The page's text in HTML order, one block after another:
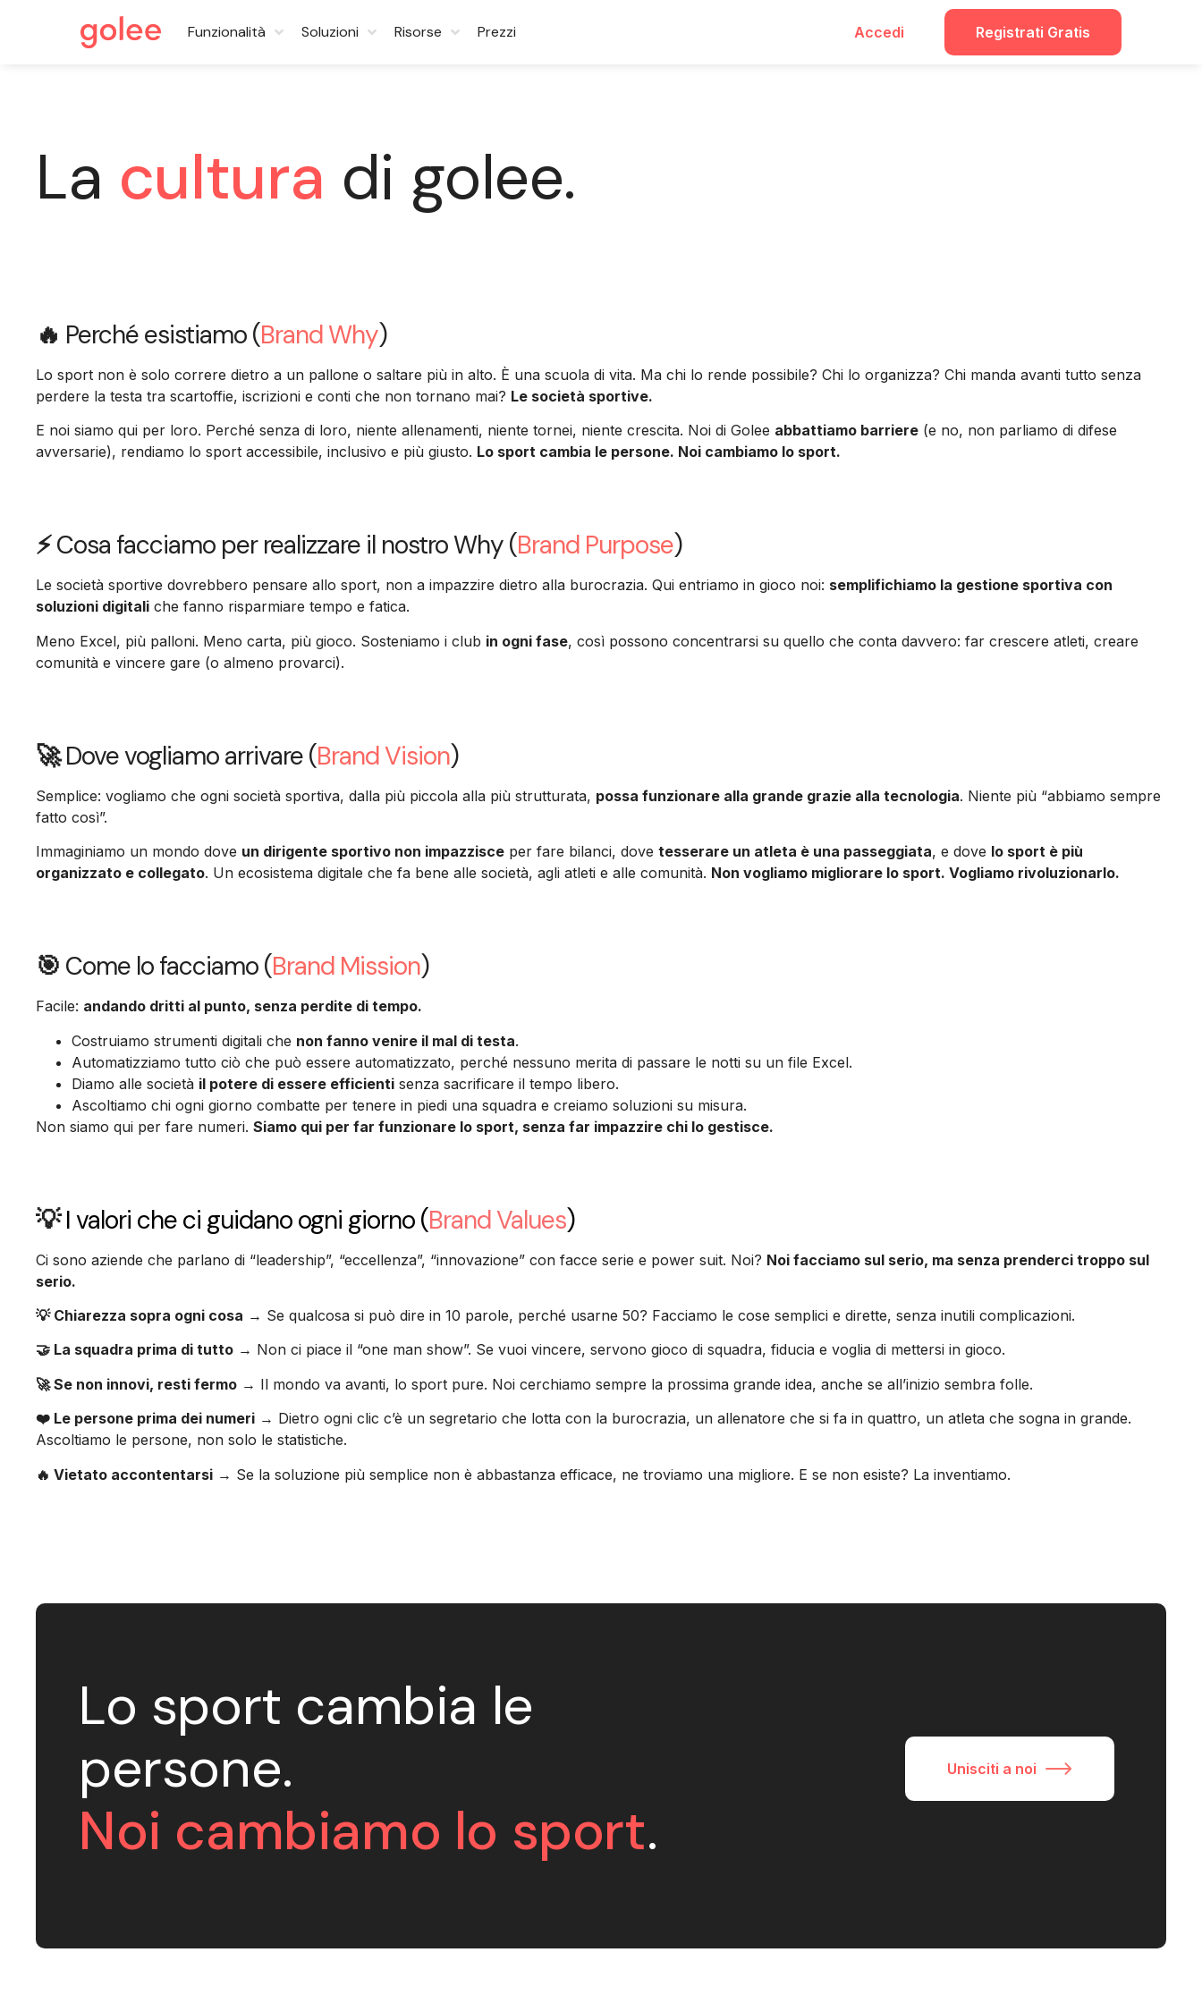
Funzionalità Soluzioni Risorse Prezzi Accedi Registrati Gratis
La cultura di golee.
🔥 Perché esistiamo (Brand Why)
Lo sport non è solo correre dietro a un pallone o saltare più in alto. È una scuola di vita. Ma chi lo rende possibile? Chi lo organizza? Chi manda avanti tutto senza
perdere la testa tra scartoffie, iscrizioni e conti che non tornano mai? Le società sportive.
E noi siamo qui per loro. Perché senza di loro, niente allenamenti, niente tornei, niente crescita. Noi di Golee abbattiamo barriere (e no, non parliamo di difese
avversarie), rendiamo lo sport accessibile, inclusivo e più giusto. Lo sport cambia le persone. Noi cambiamo lo sport.
⚡Cosa facciamo per realizzare il nostro Why (Brand Purpose)
Le società sportive dovrebbero pensare allo sport, non a impazzire dietro alla burocrazia. Qui entriamo in gioco noi: semplifichiamo la gestione sportiva con
soluzioni digitali che fanno risparmiare tempo e fatica.
Meno Excel, più palloni. Meno carta, più gioco. Sosteniamo i club in ogni fase, così possono concentrarsi su quello che conta davvero: far crescere atleti, creare
comunità e vincere gare (o almeno provarci).
🚀Dove vogliamo arrivare (Brand Vision)
Semplice: vogliamo che ogni società sportiva, dalla più piccola alla più strutturata, possa funzionare alla grande grazie alla tecnologia. Niente più “abbiamo sempre
fatto così”.
Immaginiamo un mondo dove un dirigente sportivo non impazzisce per fare bilanci, dove tesserare un atleta è una passeggiata, e dove lo sport è più
organizzato e collegato. Un ecosistema digitale che fa bene alle società, agli atleti e alle comunità. Non vogliamo migliorare lo sport. Vogliamo rivoluzionarlo.
🎯 Come lo facciamo (Brand Mission)
Facile: andando dritti al punto, senza perdite di tempo.
Costruiamo strumenti digitali che non fanno venire il mal di testa.
Automatizziamo tutto ciò che può essere automatizzato, perché nessuno merita di passare le notti su un file Excel.
Diamo alle società il potere di essere efficienti senza sacrificare il tempo libero.
Ascoltiamo chi ogni giorno combatte per tenere in piedi una squadra e creiamo soluzioni su misura.
Non siamo qui per fare numeri. Siamo qui per far funzionare lo sport, senza far impazzire chi lo gestisce.
💡I valori che ci guidano ogni giorno(Brand Values)
Ci sono aziende che parlano di “leadership”, “eccellenza”, “innovazione” con facce serie e power suit. Noi? Noi facciamo sul serio, ma senza prenderci troppo sul
serio.
💡 Chiarezza sopra ogni cosa → Se qualcosa si può dire in 10 parole, perché usarne 50? Facciamo le cose semplici e dirette, senza inutili complicazioni.
🤝 La squadra prima di tutto → Non ci piace il “one man show”. Se vuoi vincere, servono gioco di squadra, fiducia e voglia di mettersi in gioco.
🚀 Se non innovi, resti fermo → Il mondo va avanti, lo sport pure. Noi cerchiamo sempre la prossima grande idea, anche se all’inizio sembra folle.
❤️ Le persone prima dei numeri → Dietro ogni clic c’è un segretario che lotta con la burocrazia, un allenatore che si fa in quattro, un atleta che sogna in grande.
Ascoltiamo le persone, non solo le statistiche.
🔥 Vietato accontentarsi → Se la soluzione più semplice non è abbastanza efficace, ne troviamo una migliore. E se non esiste? La inventiamo.
Lo sport cambia le
persone.
Noi cambiamo lo sport.
Unisciti a noi